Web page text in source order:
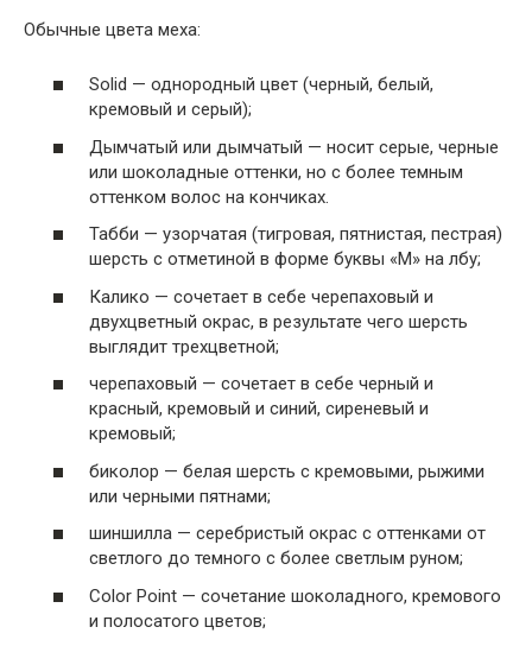
Обычные цвета меха:
Solid — однородный цвет (черный, белый,
кремовый и серый);
Дымчатый или дымчатый — носит серые, черные
или шоколадные оттенки, но с более темным
оттенком волос на кончиках.
Табби — узорчатая (тигровая, пятнистая, пестрая)
шерсть с отметиной в форме буквы «М» на лбу;
Калико — сочетает в себе черепаховый и
двухцветный окрас, в результате чего шерсть
выглядит трехцветной;
черепаховый — сочетает в себе черный и
красный, кремовый и синий, сиреневый и
кремовый;
биколор — белая шерсть с кремовыми, рыжими
или черными пятнами;
шиншилла — серебристый окрас с оттенками от
светлого до темного с более светлым руном;
Color Point — сочетание шоколадного, кремового
и полосатого цветов;